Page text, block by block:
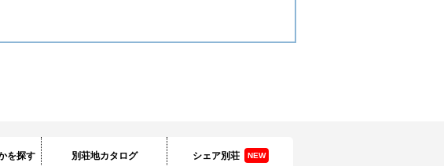
を探す 別荘地カタログ シェア別荘 NEW